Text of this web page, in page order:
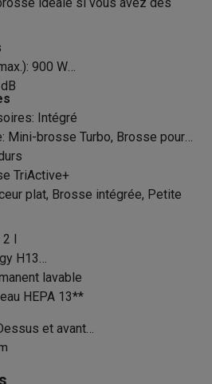
900 W
Intégré
Mini-brosse Turbo, Brosse pour
TriActive+
plat, Brosse intégrée, Petite
2 l
H13
lavable
HEPA 13**
et avant
sur l'appareil